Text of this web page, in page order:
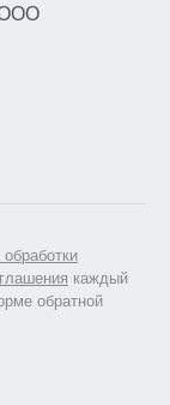
ООО
каждый
обратной